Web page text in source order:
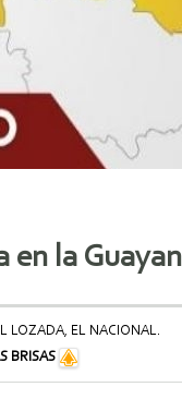
la
LOZADA, EL NACIONAL.
BRISAS